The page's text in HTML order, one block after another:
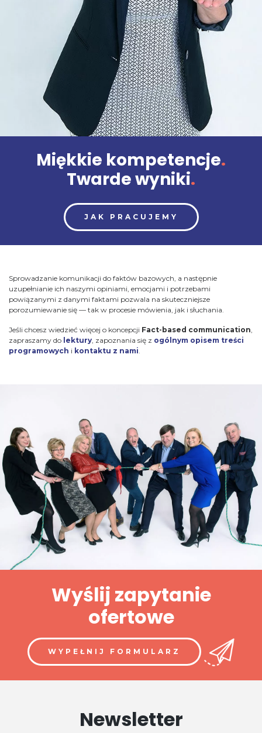
Miękkie kompetencje.
Twarde wyniki.
JAK PRACUJEMY
Sprowadzanie komunikacji do faktów bazowych, a następnie
uzupełnianie ich naszymi opiniami, emocjami i potrzebami
powiązanymi z danymi faktami pozwala na skuteczniejsze
porozumiewanie się — tak w procesie mówienia, jak i słuchania.
Jeśli chcesz wiedzieć więcej o koncepcji Fact-based communication,
zapraszamy do lektury, zapoznania się z ogólnym opisem treści
programowych i kontaktu z nami.
Wyślij zapytanie
ofertowe
WYPEŁNIJ FORMULARZ
Newsletter